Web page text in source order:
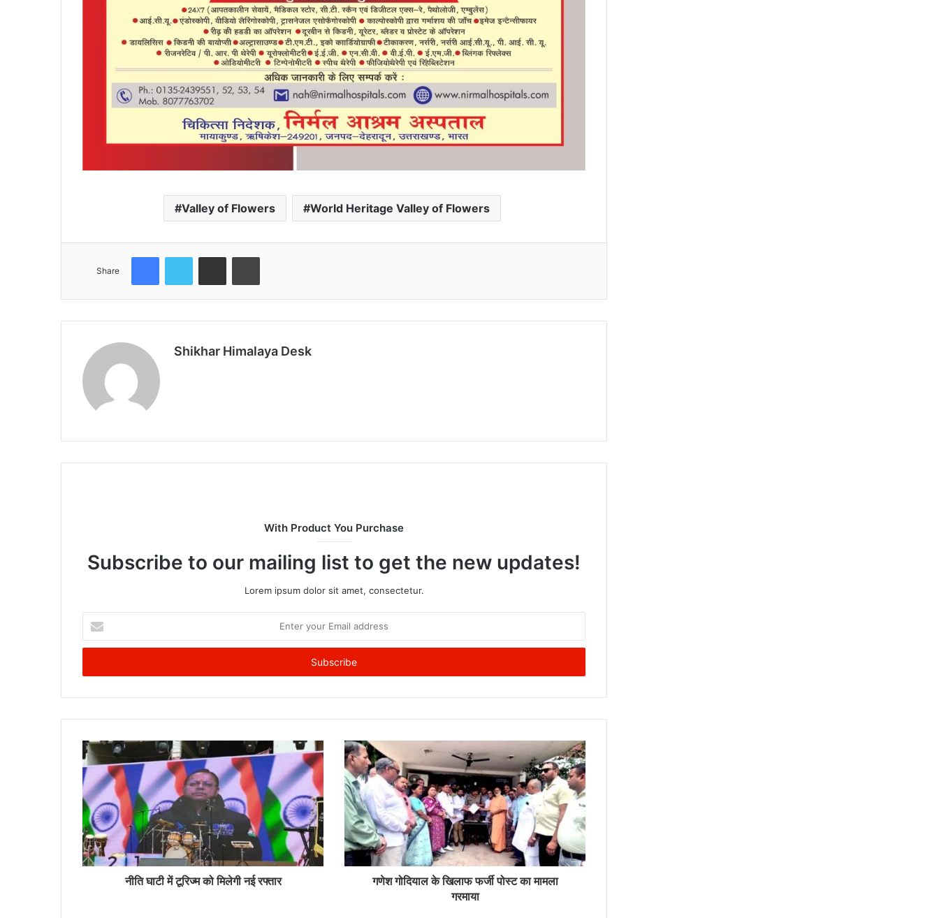
Valley of Flowers World Heritage Valley of Flowers
Share
FacebookTwitter Share via Email Print
Shikhar Himalaya Desk
With Product You Purchase
Subscribe to our mailing list to get the new updates!
Lorem ipsum dolor sit amet, consectetur.
your
Email
नीति घाटी में टूरिज्म को मिलेगी नई रफ्तार
गणेश गोदियाल के खिलाफ फर्जी पोस्ट का मामला
गरमाया